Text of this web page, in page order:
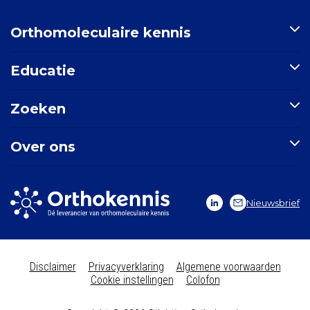
Nieuwsbrief
Orthomoleculaire kennis
Nutriënten-index
Indicatie-index
Nieuws
Educatie
E-learning: Basisprincipes orthomoleculaire geneeskunde
Mondgezondheid
Zoeken
Zoek een indicatie
Zoek een nutriënt
Over ons
Vitals Voedingssupplementen
Vitale Kennis
Contact
Disclaimer Privacyverklaring
Algemene voorwaarden
Cookie instellingen
Colofon